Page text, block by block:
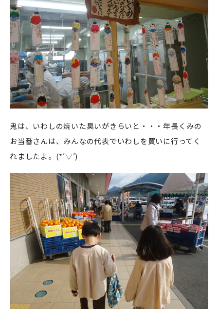
鬼は、いわしの焼いた臭いがきらいと・・・年長くみの
お当番さんは、みんなの代表でいわしを買いに行ってく
れましたよ。(*’▽’)